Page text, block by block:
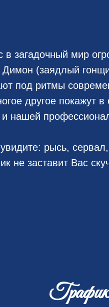
загадочный мир
(заядлый
под ритмы
другое
нашей
рысь,
не заставит Вас
График